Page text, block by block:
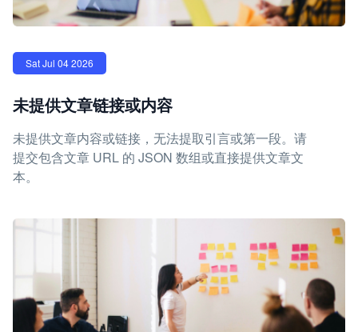
Sat Jul 04 2026
未提供文章链接或内容
未提供文章内容或链接，无法提取引言或第一段。请
提交包含文章 URL 的 JSON 数组或直接提供文章文
本。